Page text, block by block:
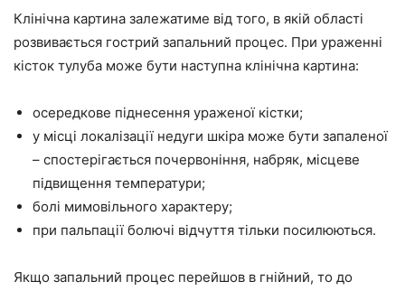
Клінічна картина залежатиме від того, в якій області
розвивається гострий запальний процес. При ураженні
кісток тулуба може бути наступна клінічна картина:
осередкове піднесення ураженої кістки;
у місці локалізації недуги шкіра може бути запаленої
– спостерігається почервоніння, набряк, місцеве
підвищення температури;
болі мимовільного характеру;
при пальпації болючі відчуття тільки посилюються.
Якщо запальний процес перейшов в гнійний, то до